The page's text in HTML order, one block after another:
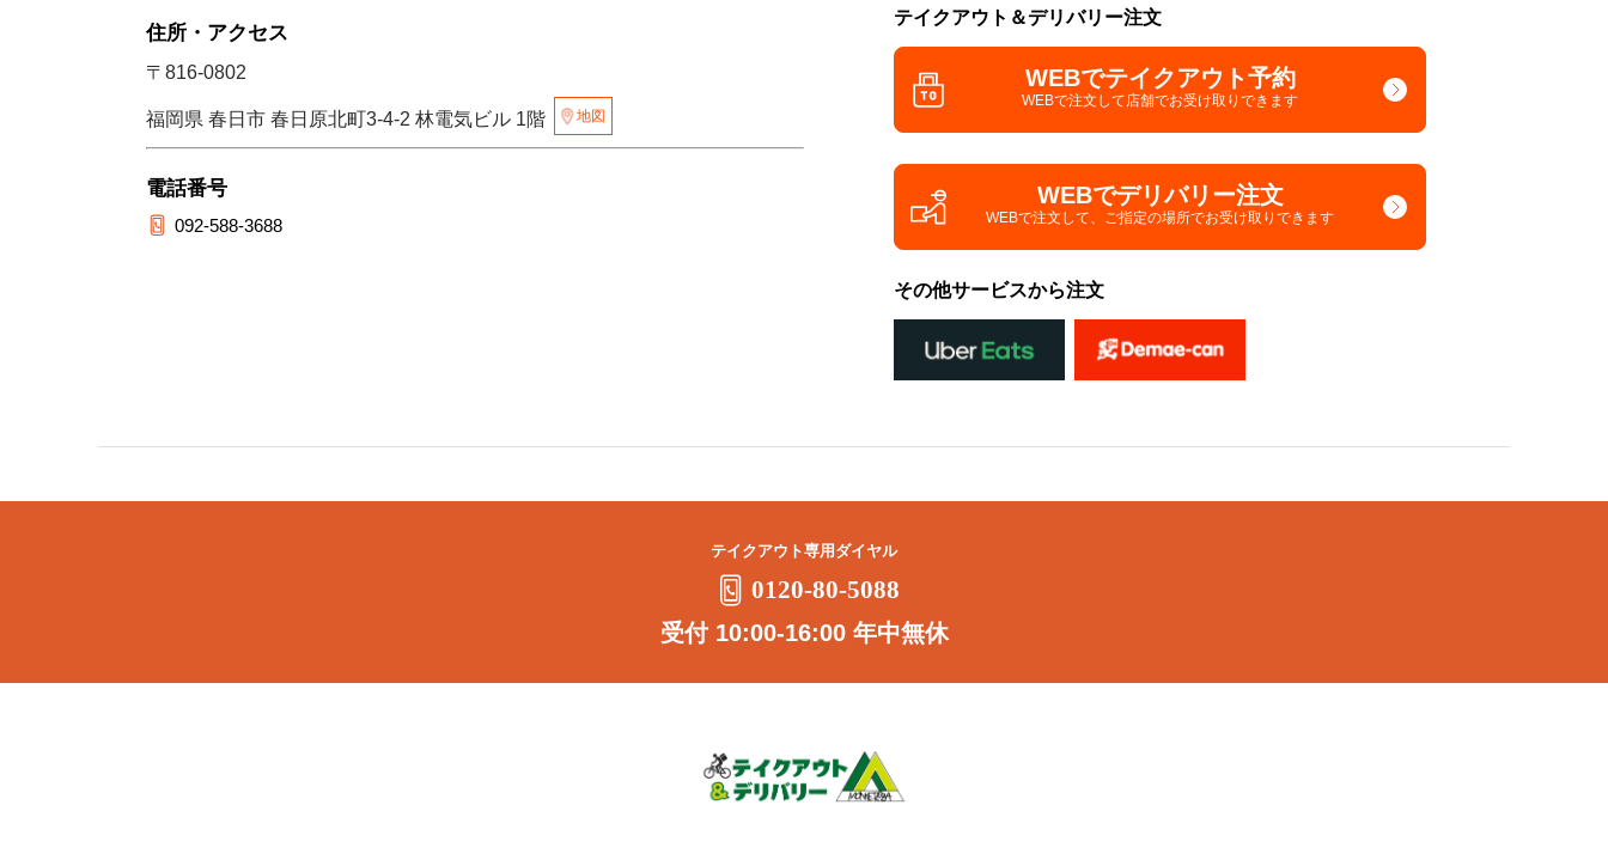
住所・アクセス
〒816-0802
福岡県 春日市 春日原北町3-4-2 林電気ビル 1階 地図
電話番号
092-588-3688
テイクアウト＆デリバリー注文
WEBでテイクアウト予約
WEBで注文して店舗でお受け取りできます
WEBでデリバリー注文
WEBで注文して、 ご指定の場所でお受け取りできます
その他サービスから注文
テイクアウト専用ダイヤル
0120-80-5088
受付 10:00-16:00 年中無休